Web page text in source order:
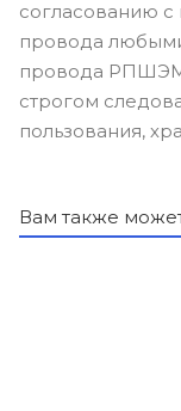
согласованию с
провода
провода
строгом
пользования,
Вам также